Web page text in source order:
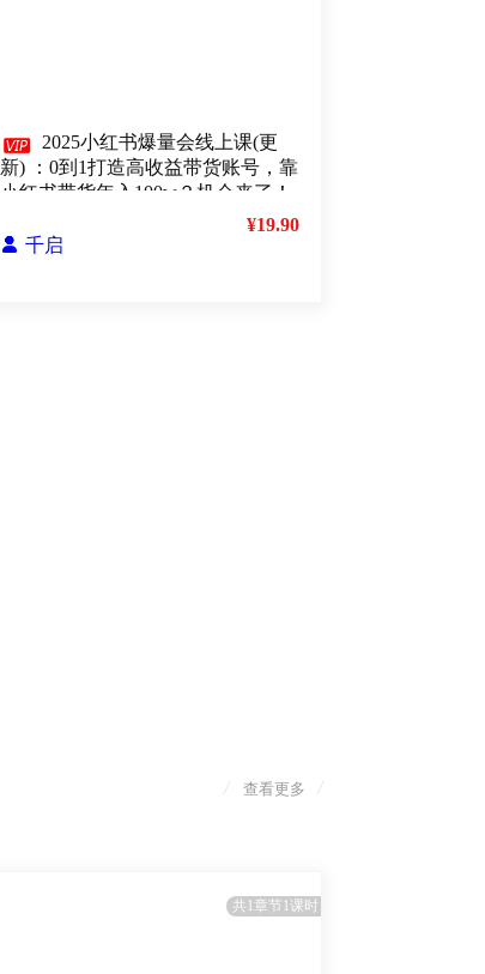
 2025小红书爆量会线上课(更
新) ：0到1打造高收益带货账号，靠
小红书带货年入100w？机会来了！
 千启
¥19.90
查看更多
共1章节1课时